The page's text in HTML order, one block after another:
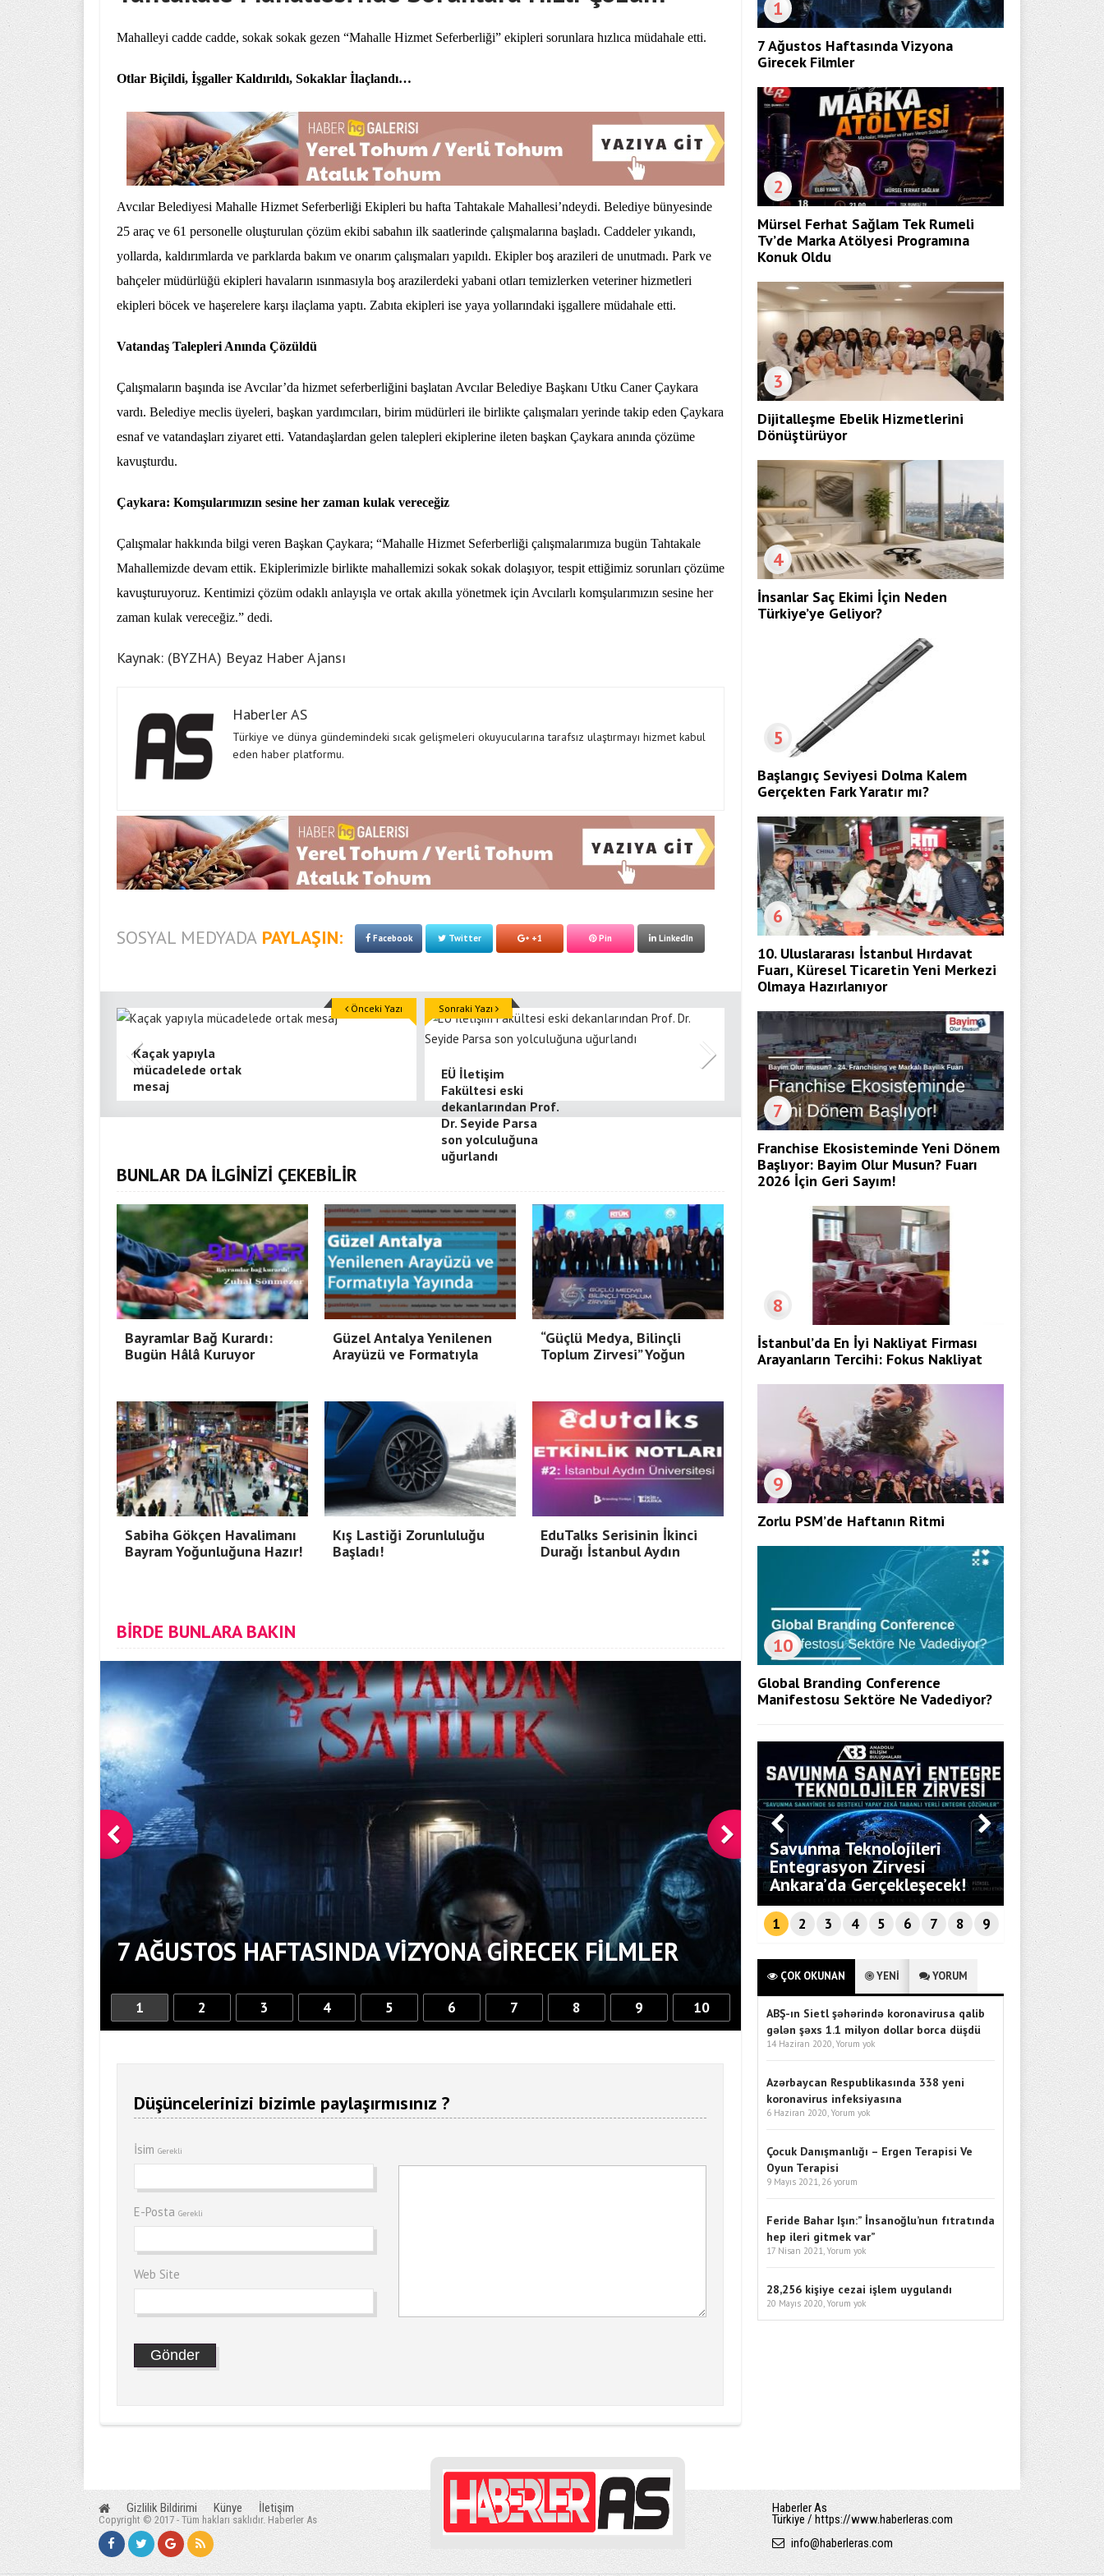
Mahalleyi cadde cadde, sokak sokak gezen “Mahalle Hizmet Seferberliği” ekipleri sorunlara hızlıca müdahale etti.
Otlar Biçildi, İşgaller Kaldırıldı, Sokaklar İlaçlandı…
Avcılar Belediyesi Mahalle Hizmet Seferberliği Ekipleri bu hafta Tahtakale Mahallesi’ndeydi. Belediye bünyesinde
25 araç ve 61 personelle oluşturulan çözüm ekibi sabahın ilk saatlerinde çalışmalarına başladı. Caddeler yıkandı,
yollarda, kaldırımlarda ve parklarda bakım ve onarım çalışmaları yapıldı. Ekipler boş arazileri de unutmadı. Park ve
bahçeler müdürlüğü ekipleri havaların ısınmasıyla boş arazilerdeki yabani otları temizlerken veteriner hizmetleri
ekipleri böcek ve haşerelere karşı ilaçlama yaptı. Zabıta ekipleri ise yaya yollarındaki işgallere müdahale etti.
Vatandaş Talepleri Anında Çözüldü
Çalışmaların başında ise Avcılar’da hizmet seferberliğini başlatan Avcılar Belediye Başkanı Utku Caner Çaykara
vardı. Belediye meclis üyeleri, başkan yardımcıları, birim müdürleri ile birlikte çalışmaları yerinde takip eden Çaykara
esnaf ve vatandaşları ziyaret etti. Vatandaşlardan gelen talepleri ekiplerine ileten başkan Çaykara anında çözüme
kavuşturdu.
Çaykara: Komşularımızın sesine her zaman kulak vereceğiz
Çalışmalar hakkında bilgi veren Başkan Çaykara; “Mahalle Hizmet Seferberliği çalışmalarımıza bugün Tahtakale
Mahallemizde devam ettik. Ekiplerimizle birlikte mahallemizi sokak sokak dolaşıyor, tespit ettiğimiz sorunları çözüme
kavuşturuyoruz. Kentimizi çözüm odaklı anlayışla ve ortak akılla yönetmek için Avcılarlı komşularımızın sesine her
zaman kulak vereceğiz.” dedi.
Kaynak: (BYZHA) Beyaz Haber Ajansı
Haberler AS
Türkiye ve dünya gündemindeki sıcak gelişmeleri okuyucularına tarafsız ulaştırmayı hizmet kabul
eden haber platformu.
SOSYAL MEDYADA PAYLAŞIN: Facebook Twitter +1 Pin LinkedIn
Kaçak yapıyla
mücadelede ortak
mesaj
Önceki Yazı
EÜ İletişim
Fakültesi eski
dekanlarından Prof.
Dr. Seyide Parsa
son yolculuğuna
uğurlandı
Sonraki Yazı
BUNLAR DA İLGİNİZİ ÇEKEBİLİR
Bayramlar Bağ Kurardı:
Bugün Hâlâ Kuruyor
Güzel Antalya Yenilenen
Arayüzü ve Formatıyla
“Güçlü Medya, Bilinçli
Toplum Zirvesi” Yoğun
Sabiha Gökçen Havalimanı
Bayram Yoğunluğuna Hazır!
Kış Lastiği Zorunluluğu
Başladı!
EduTalks Serisinin İkinci
Durağı İstanbul Aydın
BİRDE BUNLARA BAKIN
7 AĞUSTOS HAFTASINDA VIZYONA GIRECEK FILMLER
MÜRSEL FERHAT SAĞLAM TEK
ATÖLYESI PROGRAMINA KONUK
1 2 3 4 5 6 7 8 9 10
Düşüncelerinizi bizimle paylaşırmısınız ?
İsim Gerekli
E-Posta Gerekli
Web Site
1
7 Ağustos Haftasında Vizyona
Girecek Filmler
2
Mürsel Ferhat Sağlam Tek Rumeli
Tv’de Marka Atölyesi Programına
Konuk Oldu
3
Dijitalleşme Ebelik Hizmetlerini
Dönüştürüyor
4
İnsanlar Saç Ekimi İçin Neden
Türkiye’ye Geliyor?
5
Başlangıç Seviyesi Dolma Kalem
Gerçekten Fark Yaratır mı?
6
10. Uluslararası İstanbul Hırdavat
Fuarı, Küresel Ticaretin Yeni Merkezi
Olmaya Hazırlanıyor
7
Franchise Ekosisteminde Yeni Dönem
Başlıyor: Bayim Olur Musun? Fuarı
2026 İçin Geri Sayım!
8
İstanbul’da En İyi Nakliyat Firması
Arayanların Tercihi: Fokus Nakliyat
9
Zorlu PSM’de Haftanın Ritmi
10
Global Branding Conference
Manifestosu Sektöre Ne Vadediyor?
Birikim Pilleri, 20 Yılı Aşkın
Mühendislik Birikimiyle
Türkiye’nin Batarya
Teknolojisinde Yerli Üretimi
Güçlendiriyor
Savunma Teknolojileri
Entegrasyon Zirvesi
Ankara’da Gerçekleşecek!
Bebekli
Rehberi
1 2 3 4 5 6 7 8 9
ÇOK OKUNAN YENİ YORUM
ABŞ-ın Sietl şəhərində koronavirusa qalib
gələn şəxs 1.1 milyon dollar borca düşdü
14 Haziran 2020, Yorum yok
Azərbaycan Respublikasında 338 yeni
koronavirus infeksiyasına
6 Haziran 2020, Yorum yok
Çocuk Danışmanlığı – Ergen Terapisi Ve
Oyun Terapisi
9 Mayıs 2021, 26 yorum
Feride Bahar Işın:” İnsanoğlu’nun fıtratında
hep ileri gitmek var”
17 Nisan 2021, Yorum yok
28,256 kişiye cezai işlem uygulandı
20 Mayıs 2020, Yorum yok
Gizlilik Bildirimi Künye İletişim
Copyright © 2017 - Tüm hakları saklıdır. Haberler As
Haberler As
Türkiye / https://www.haberleras.com
info@haberleras.com